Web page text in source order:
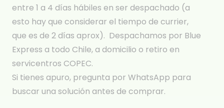
entre 1 a 4 días hábiles en ser despachado (a
esto hay que considerar el tiempo de currier,
que es de 2 días aprox). Despachamos por Blue
Express a todo Chile, a domicilio o retiro en
servicentros COPEC.
Si tienes apuro, pregunta por WhatsApp para
buscar una solución antes de comprar.